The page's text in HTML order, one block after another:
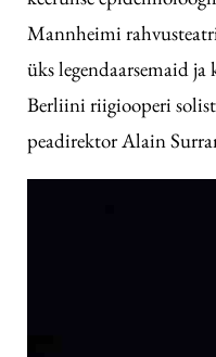
Mannheimi
üks legendaarsemaid
Berliini riigiooperi
peadirektor Alain